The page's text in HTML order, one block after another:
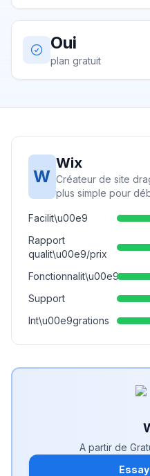
Oui
plan gratuit
W
Wix
Créateur de site
plus simple pour
Facilit\u00e9
Rapport
qualit\u00e9/prix
Fonctionnalit\u00e9s
Support
Int\u00e9grations
A partir de